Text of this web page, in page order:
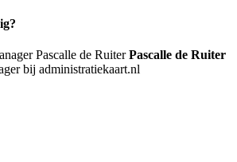
Pascalle de Ruiter
bij administratiekaart.nl